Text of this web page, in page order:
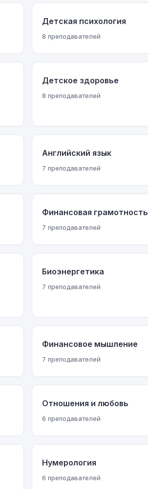
Детская психология
8 преподавателей
Детское здоровье
8 преподавателей
Английский язык
7 преподавателей
Финансовая грамотность
7 преподавателей
Биоэнергетика
7 преподавателей
Финансовое мышление
7 преподавателей
Отношения и любовь
6 преподавателей
Нумерология
6 преподавателей